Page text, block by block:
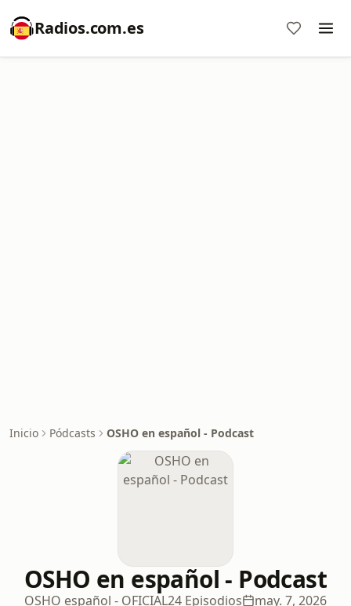
Radios.com.es
Inicio Pódcasts OSHO en español - Podcast
OSHO en español - Podcast
OSHO español - OFICIAL24 Episodios may. 7, 2026